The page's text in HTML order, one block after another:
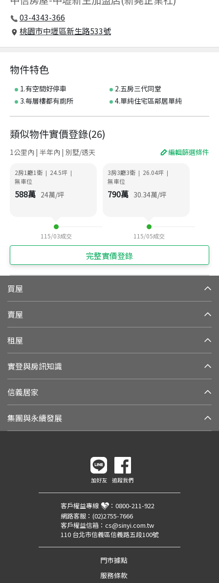
03-4343-366
桃園市中壢區新生路533號
物件特色
1.有空間好停車
2.五房三代同堂
3.每層樓都有廁所
4.單純住宅區鄰居單純
類似物件實價登錄(26)
1公里內 | 半年內 | 別墅/透天 編輯篩選條件
2房1廳1衛 | 24.5坪 |
無車位
588萬 24萬/坪
115/03成交
3房3廳3衛 | 26.04坪 |
無車位
790萬 30.34萬/坪
115/05成交
完整實價登錄
買屋
賣屋
租屋
實登與房訊知識
信義居家
集團與永續發展
加好友 追蹤我們
客戶權益專線 ： 0800-211-922
網路客服： (02)2755-7666
客戶權益信箱： cs@sinyi.com.tw
110 台北市信義區信義路五段100號
門市據點
服務條款